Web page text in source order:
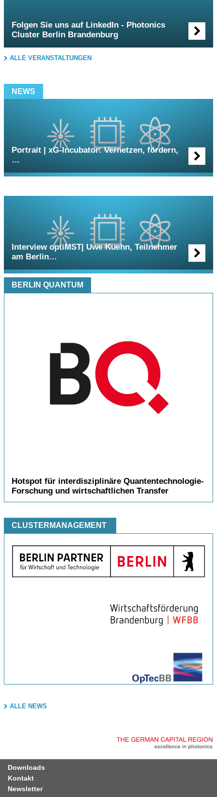
Folgen Sie uns auf LinkedIn - Photonics
Cluster Berlin Brandenburg
ALLE VERANSTALTUNGEN
NEWS
Portrait | xG-Incubator: Vernetzen, fördern,
…
Interview optiMST| Uwe Kuehn, Teilnehmer
am Berlin…
Hotspot für interdisziplinäre Quantentechnologie-
Forschung und wirtschaftlichen Transfer
ALLE NEWS
Downloads
Kontakt
Newsletter